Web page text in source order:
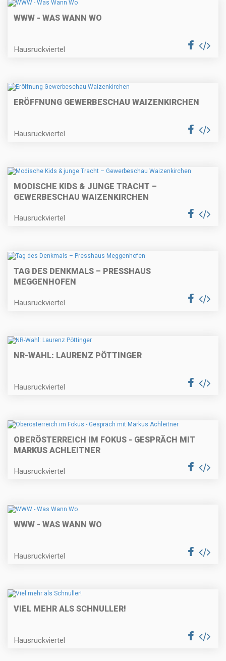
WWW - WAS WANN WO
Hausruckviertel
ERÖFFNUNG GEWERBESCHAU WAIZENKIRCHEN
Hausruckviertel
MODISCHE KIDS & JUNGE TRACHT –
GEWERBESCHAU WAIZENKIRCHEN
Hausruckviertel
TAG DES DENKMALS – PRESSHAUS
MEGGENHOFEN
Hausruckviertel
NR-WAHL: LAURENZ PÖTTINGER
Hausruckviertel
OBERÖSTERREICH IM FOKUS - GESPRÄCH MIT
MARKUS ACHLEITNER
Hausruckviertel
WWW - WAS WANN WO
Hausruckviertel
VIEL MEHR ALS SCHNULLER!
Hausruckviertel